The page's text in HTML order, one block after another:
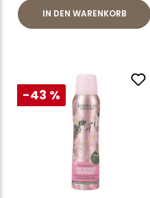
IN DEN WARENKORB
-43 %